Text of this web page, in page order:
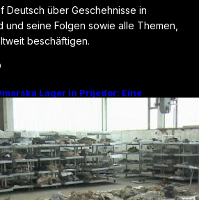
Deutsch über Geschehnisse in
und seine Folgen sowie alle Themen,
beschäftigen.
Lager in Prijedor: Eine
ohne Krieg